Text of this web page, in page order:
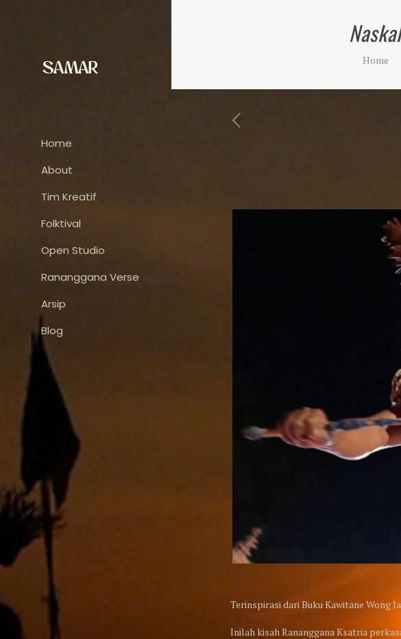
Home
About
Tim Kreatif
Folktival
Open Studio
Rananggana Verse
Arsip
Blog
Home
Terinspirasi dari Buku Kawitane Wong
Inilah kisah Rananggana Ksatria